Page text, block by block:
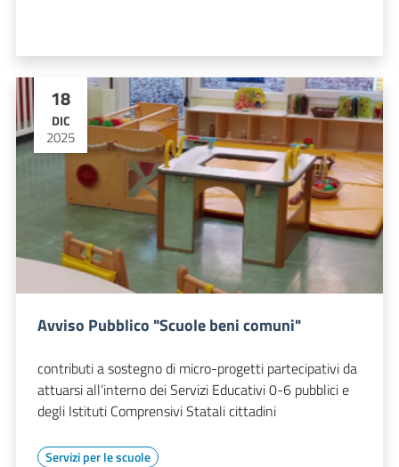
18
DIC
2025
Avviso Pubblico "Scuole beni comuni"
contributi a sostegno di micro-progetti partecipativi da
attuarsi all’interno dei Servizi Educativi 0-6 pubblici e
degli Istituti Comprensivi Statali cittadini
Servizi per le scuole